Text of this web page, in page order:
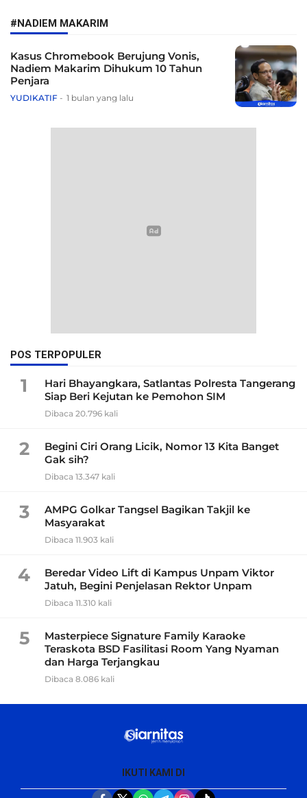
#NADIEM MAKARIM
Kasus Chromebook Berujung Vonis,
Nadiem Makarim Dihukum 10 Tahun
Penjara
YUDIKATIF 1 bulan yang lalu
POS TERPOPULER
1
Hari Bhayangkara, Satlantas Polresta Tangerang
Siap Beri Kejutan ke Pemohon SIM
Dibaca 20.796 kali
2
Begini Ciri Orang Licik, Nomor 13 Kita Banget
Gak sih?
Dibaca 13.347 kali
3
AMPG Golkar Tangsel Bagikan Takjil ke
Masyarakat
Dibaca 11.903 kali
4
Beredar Video Lift di Kampus Unpam Viktor
Jatuh, Begini Penjelasan Rektor Unpam
Dibaca 11.310 kali
5
Masterpiece Signature Family Karaoke
Teraskota BSD Fasilitasi Room Yang Nyaman
dan Harga Terjangkau
Dibaca 8.086 kali
IKUTI KAMI DI